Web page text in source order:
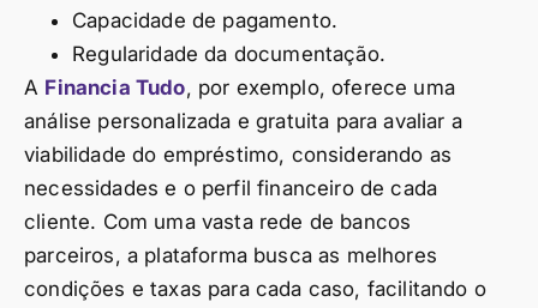
Capacidade de pagamento.
Regularidade da documentação.
A Financia Tudo, por exemplo, oferece uma
análise personalizada e gratuita para avaliar a
viabilidade do empréstimo, considerando as
necessidades e o perfil financeiro de cada
cliente. Com uma vasta rede de bancos
parceiros, a plataforma busca as melhores
condições e taxas para cada caso, facilitando o